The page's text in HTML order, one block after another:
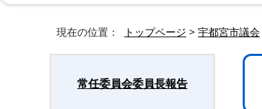
現在の位置： トップページ > 宇都宮市議会
常任委員会委員長報告